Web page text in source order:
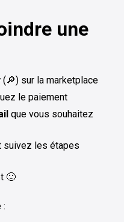
une
(🔎) sur la marketplace
le paiement
que vous souhaitez
suivez les étapes
🙂
: